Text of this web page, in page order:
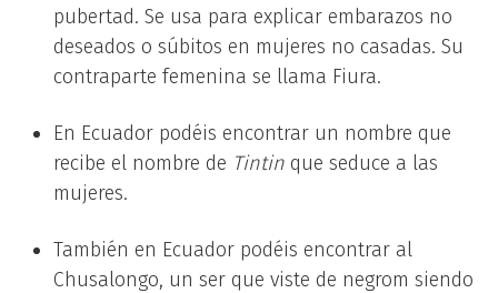
pubertad. Se usa para explicar embarazos no
deseados o súbitos en mujeres no casadas. Su
contraparte femenina se llama Fiura.
En Ecuador podéis encontrar un nombre que
recibe el nombre de Tintin que seduce a las
mujeres.
También en Ecuador podéis encontrar al
Chusalongo, un ser que viste de negrom siendo